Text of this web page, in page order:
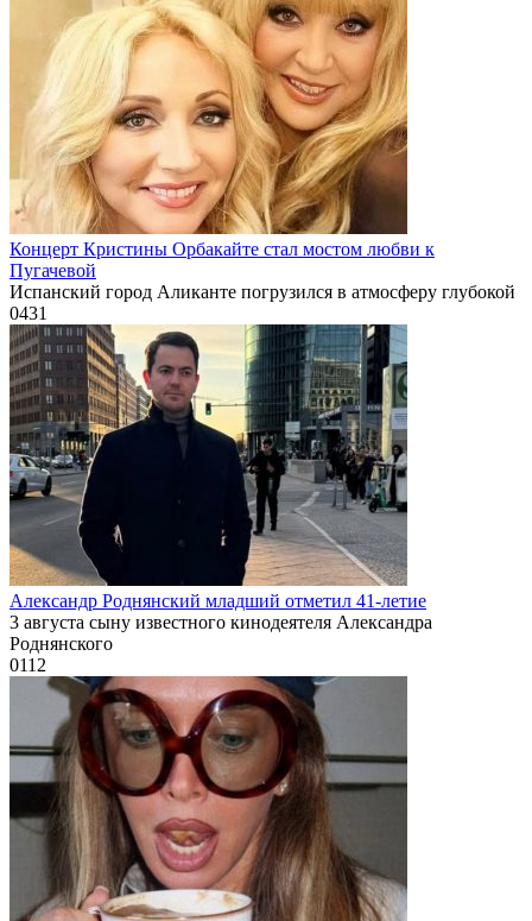
Концерт Кристины Орбакайте стал мостом любви к
Пугачевой
Испанский город Аликанте погрузился в атмосферу глубокой
0431
Александр Роднянский младший отметил 41-летие
3 августа сыну известного кинодеятеля Александра
Роднянского
0112